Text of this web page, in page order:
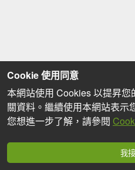
Cookie 使用同意
本網站使用 Cookies 以提昇
關資料。繼續使用本網站表示
您想進一步了解，請參閱
我